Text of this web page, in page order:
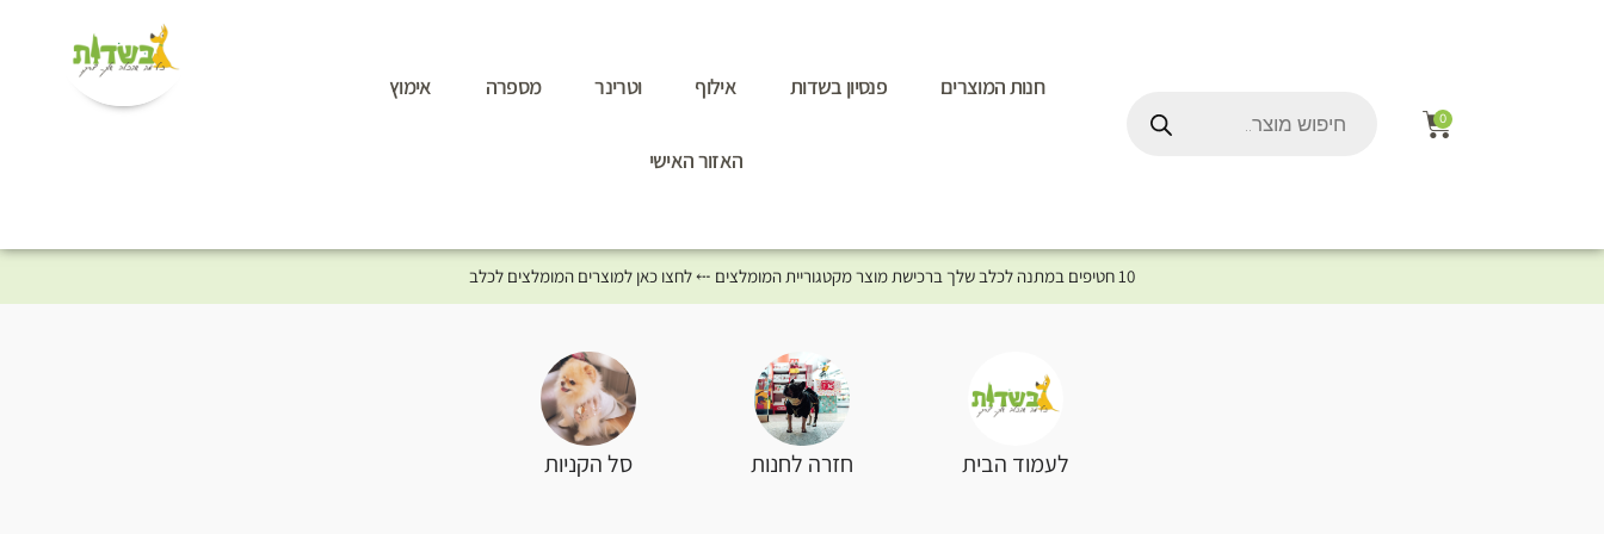
0
חנות המוצרים פנסיון בשדות אילוף וטרינר מספרה אימוץ
האזור האישי
10 חטיפים במתנה לכלב שלך ברכישת מוצר מקטגוריית המומלצים ⤎ לחצו כאן למוצרים המומלצים לכלב
לעמוד הבית חזרה לחנות סל הקניות